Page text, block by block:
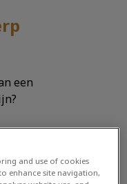
een
opgebouwd
and use of cookies
enhance site navigation,